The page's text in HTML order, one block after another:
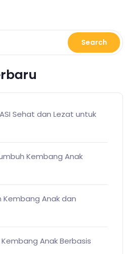
Sehat dan Lezat untuk
Kembang Anak
Kembang Anak dan
Anak Berbasis